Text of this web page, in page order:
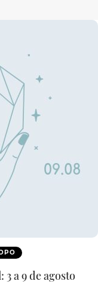
a 9 de agosto